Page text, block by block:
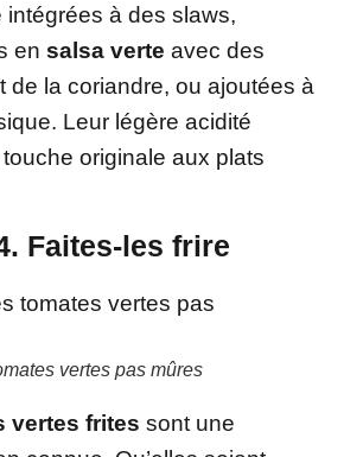
intégrées à des slaws,
en salsa verte avec des
de la coriandre, ou ajoutées à
Leur légère acidité
originale aux plats
Faites-les frire
vertes pas mûres
vertes frites sont une